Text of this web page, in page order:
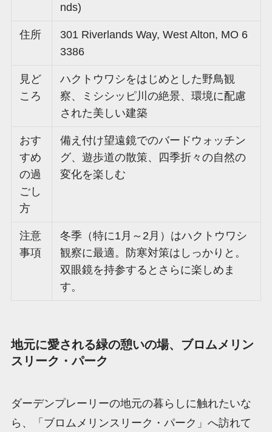
nds)
住所
301 Riverlands Way, West Alton, MO 6
3386
見ど
ころ
ハクトウワシをはじめとした野鳥観
察、ミシシッピ川の絶景、環境に配慮
された美しい建築
おす
すめ
の過
ごし
方
備え付け望遠鏡でのバードウォッチン
グ、遊歩道の散策、四季折々の自然の
変化を楽しむ
注意
事項
冬季（特に1月～2月）はハクトウワシ
観察に最適。防寒対策はしっかりと。
双眼鏡を持参するとさらに楽しめま
す。
地元に愛される緑の憩いの場、ブロムメリン
スリーク・パーク
ダーデンプレーリーの地元の暮らしに触れたいな
ら、「ブロムメリンスリーク・パーク」へ訪れて